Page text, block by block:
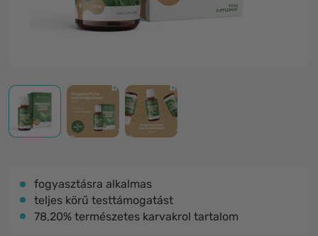
​fogyasztásra alkalmas
teljes körű testtámogatást
78,20% természetes karvakrol tartalom